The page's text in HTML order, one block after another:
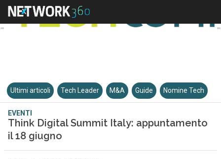
Ultimi articoli Tech Leader M&A Guide Nomine Tech
EVENTI
Think Digital Summit Italy: appuntamento
il 18 giugno